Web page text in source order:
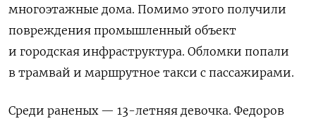
многоэтажные дома. Помимо этого получили
повреждения промышленный объект
и городская инфраструктура. Обломки попали
в трамвай и маршрутное такси с пассажирами.
Среди раненых — 13-летняя девочка. Федоров